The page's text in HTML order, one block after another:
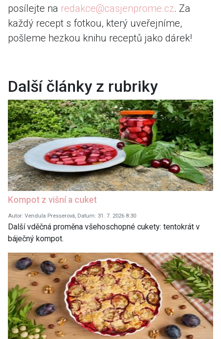
posílejte na redakce@casjenprome.cz. Za
každý recept s fotkou, který uveřejníme,
pošleme hezkou knihu receptů jako dárek!
Další články z rubriky
Kompot z višní a cuket
Autor: Vendula Presserová, Datum: 31. 7. 2026 8:30
Další vděčná proměna všehoschopné cukety: tentokrát v
báječný kompot.